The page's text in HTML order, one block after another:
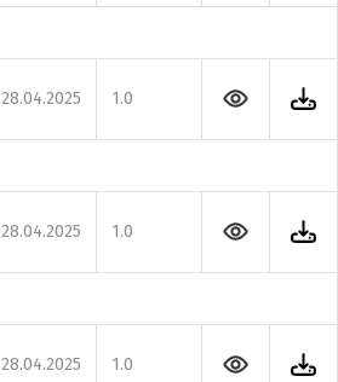
28.04.2025 1.0
28.04.2025 1.0
28.04.2025 1.0